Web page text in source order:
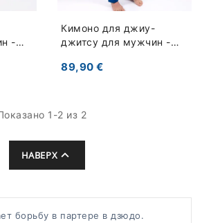
-
Кимоно для джиу-
джитсу для мужчин -
89,90 €
1-2 из 2
НАВЕРХ 
борьбу в партере в дзюдо.